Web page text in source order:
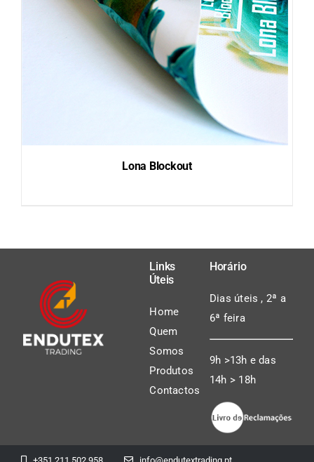
Lona Blockout
Links
Úteis
Home
Quem
Somos
Produtos
Contactos
Horário
Dias úteis , 2ª a
6ª feira
9h >13h e das
14h > 18h